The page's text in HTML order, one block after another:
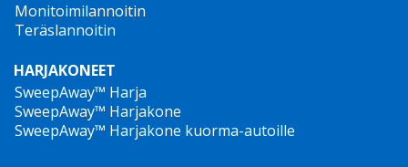
Frank Mäenpää
Myyntipäällikkö, perustajajäsen
Monitoimilannoitin
Teräslannoitin
HARJAKONEET
SweepAway™ Harja
SweepAway™ Harjakone
SweepAway™ Harjakone kuorma-autoille